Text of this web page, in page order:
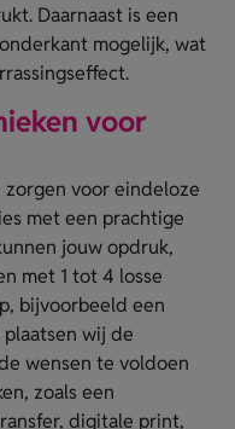
Daarnaast is een
mogelijk, wat
voor
voor eindeloze
met een prachtige
jouw opdruk,
met 1 tot 4 losse
bijvoorbeeld een
wij de
wensen te voldoen
zoals een
digitale print,